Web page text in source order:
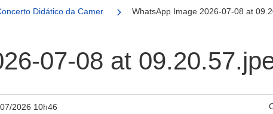
Didático da Camerata Formiguense encanta público na Praça
WhatsApp Image 2026-07-08 at
07-08 at
2026 10h46